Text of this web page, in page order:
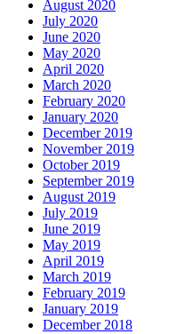
August 2020
July 2020
June 2020
May 2020
April 2020
March 2020
February 2020
January 2020
December 2019
November 2019
October 2019
September 2019
August 2019
July 2019
June 2019
May 2019
April 2019
March 2019
February 2019
January 2019
December 2018